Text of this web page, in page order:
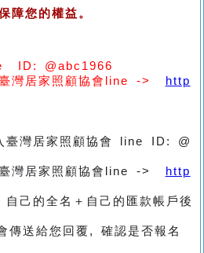
障您的權益。
ID: @abc1966
臺灣居家照顧協會line ->
http
臺灣居家照顧協會 line ID: @
臺灣居家照顧協會line ->
http
的全名＋自己的匯款帳戶後
送給您回覆, 確認是否報名